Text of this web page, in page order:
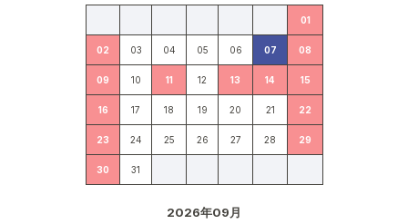
01
02 03 04 05 06 07 08
09 10 11 12 13 14 15
16 17 18 19 20 21 22
23 24 25 26 27 28 29
30 31
2026年09月